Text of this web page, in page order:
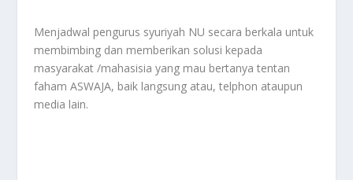
Menjadwal pengurus syuriyah NU secara berkala untuk
membimbing dan memberikan solusi kepada
masyarakat /mahasisia yang mau bertanya tentan
faham ASWAJA, baik langsung atau, telphon ataupun
media lain.